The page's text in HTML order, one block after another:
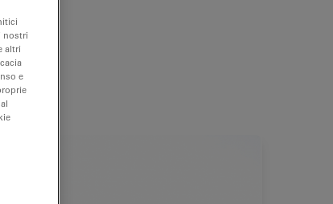
nostri
altri
e